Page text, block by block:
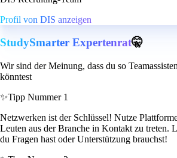
Profil von DIS anzeigen
StudySmarter Expertenrat🤫
Wir sind der Meinung, dass du so
könntest
✨Tipp Nummer 1
Netzwerken ist der Schlüssel! Nutze
Leuten aus der Branche in Kontakt zu treten.
du Fragen hast oder Unterstützung brauchst!